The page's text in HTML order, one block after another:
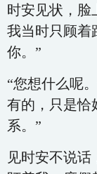
时安见状，脸
我当时只顾着
你。”
“您想什么呢
有的，只是恰
系。”
见时安不说